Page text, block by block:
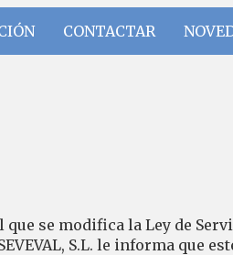
CONTACTAR
se modifica la Ley de
S.L. le informa que